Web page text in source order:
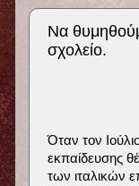
Να
σχολείο.
Όταν τον
εκπαίδευσης
των ιταλικών